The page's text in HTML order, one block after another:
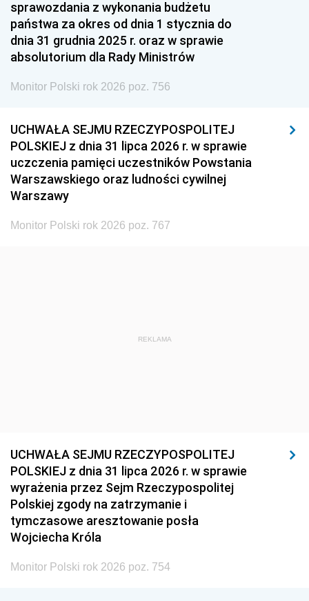
1951 1950
1948 1947 1946
1939 1938
sprawozdania z wykonania budżetu
państwa za okres od dnia 1 stycznia do
dnia 31 grudnia 2025 r. oraz w sprawie
absolutorium dla Rady Ministrów
Monitor Polski rok 2026 poz. 756
UCHWAŁA SEJMU RZECZYPOSPOLITEJ
POLSKIEJ z dnia 31 lipca 2026 r. w sprawie
uczczenia pamięci uczestników Powstania
Warszawskiego oraz ludności cywilnej
Warszawy
Monitor Polski rok 2026 poz. 767
REKLAMA
UCHWAŁA SEJMU RZECZYPOSPOLITEJ
POLSKIEJ z dnia 31 lipca 2026 r. w sprawie
wyrażenia przez Sejm Rzeczypospolitej
Polskiej zgody na zatrzymanie i
tymczasowe aresztowanie posła
Wojciecha Króla
Monitor Polski rok 2026 poz. 754